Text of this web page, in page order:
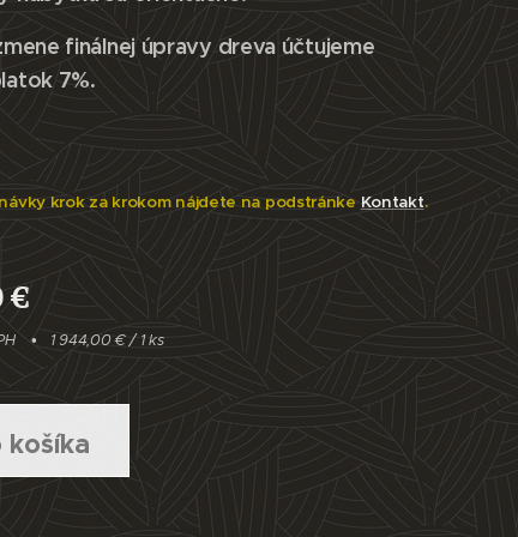
finálnej úpravy dreva účtujeme
7%.
krok za krokom nájdete na podstránkeKontakt.
€
1 944,00 € / 1 ks
košíka